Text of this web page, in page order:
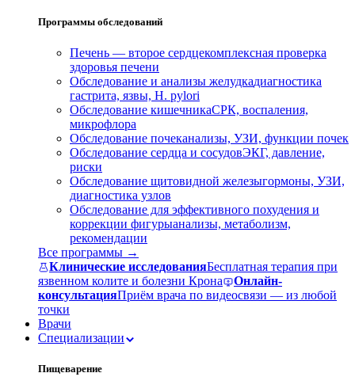
Программы обследований
Печень — второе сердцекомплексная проверка
здоровья печени
Обследование и анализы желудкадиагностика
гастрита, язвы, H. pylori
Обследование кишечникаСРК, воспаления,
микрофлора
Обследование почеканализы, УЗИ, функции почек
Обследование сердца и сосудовЭКГ, давление,
риски
Обследование щитовидной железыгормоны, УЗИ,
диагностика узлов
Обследование для эффективного похудения и
коррекции фигурыанализы, метаболизм,
рекомендации
Все программы →
Клинические исследованияБесплатная терапия при
язвенном колите и болезни Крона
Онлайн-
консультацияПриём врача по видеосвязи — из любой
точки
Врачи
Специализации
Пищеварение